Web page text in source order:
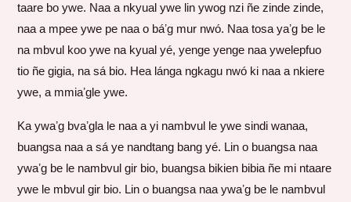
taare bo ywe. Naa a nkyual ywe lin ywog nzi ñe zinde zinde,
naa a mpee ywe pe naa o báʼg mur nwó. Naa tosa yaʼg be le
na mbvul koo ywe na kyual yé, yenge yenge naa ywelepfuo
tio ñe gigia, na sá bio. Hea lánga ngkagu nwó ki naa a nkiere
ywe, a mmiaʼgle ywe.
Ka ywaʼg bvaʼgla le naa a yi nambvul le ywe sindi wanaa,
buangsa naa a sá ye nandtang bang yé. Lin o buangsa naa
ywaʼg be le nambvul gir bio, buangsa bikien bibia ñe mi ntaare
ywe le mbvul gir bio. Lin o buangsa naa ywaʼg be le nambvul